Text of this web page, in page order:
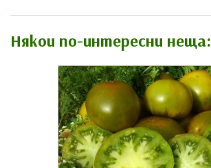
Някои по-интересни неща: